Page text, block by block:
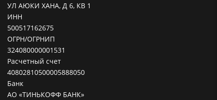
УЛ АЮКИ ХАНА, Д 6, КВ 1
ИНН
500517162675
ОГРН/ОГРНИП
324080000001531
Расчетный счет
40802810500005888050
Банк
АО «ТИНЬКОФФ БАНК»